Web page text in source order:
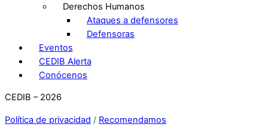
Derechos Humanos
Ataques a defensores
Defensoras
Eventos
CEDIB Alerta
Conócenos
CEDIB – 2026
Política de privacidad / Recomendamos